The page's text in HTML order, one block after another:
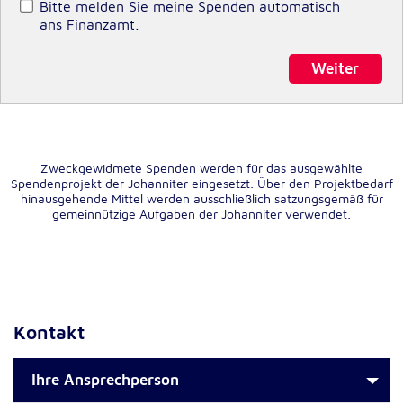
Bitte melden Sie meine Spenden automatisch
ans Finanzamt.
Weiter
Zweckgewidmete Spenden werden für das ausgewählte
Spendenprojekt der Johanniter eingesetzt. Über den Projektbedarf
hinausgehende Mittel werden ausschließlich satzungsgemäß für
gemeinnützige Aufgaben der Johanniter verwendet.
Kontakt
Ihre Ansprechperson
diesen externen Diensten Cookies gesetzt.
Anbieter:
Google LLC